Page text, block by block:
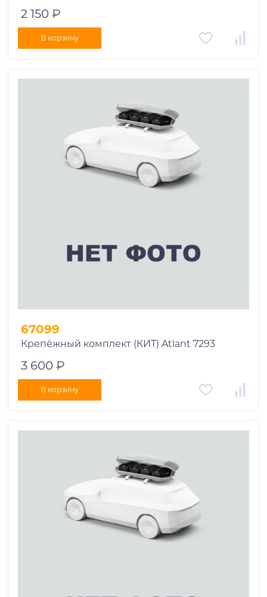
2 150 ₽
В корзину
67099
Крепёжный комплект (КИТ) Atlant 7293
3 600 ₽
В корзину